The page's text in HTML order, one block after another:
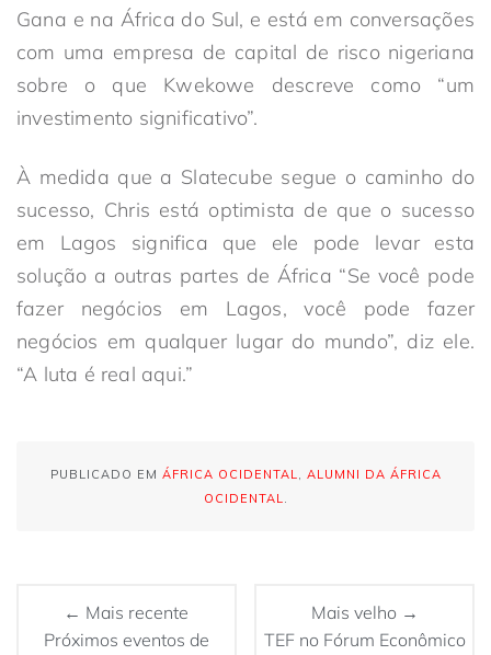
Gana e na África do Sul, e está em conversações
com uma empresa de capital de risco nigeriana
sobre o que Kwekowe descreve como “um
investimento significativo”.
À medida que a Slatecube segue o caminho do
sucesso, Chris está optimista de que o sucesso
em Lagos significa que ele pode levar esta
solução a outras partes de África “Se você pode
fazer negócios em Lagos, você pode fazer
negócios em qualquer lugar do mundo”, diz ele.
“A luta é real aqui.”
PUBLICADO EM ÁFRICA OCIDENTAL, ALUMNI DA ÁFRICA
OCIDENTAL.
← Mais recente
Próximos eventos de
Mais velho →
TEF no Fórum Econômico